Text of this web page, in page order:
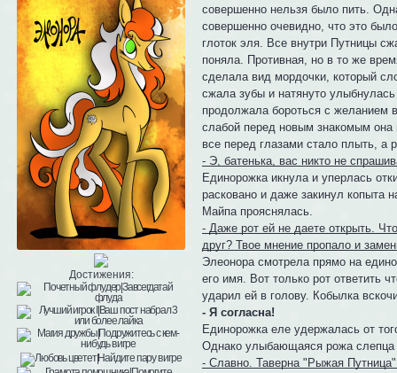
Достижения:
совершенно нельзя было пить.
совершенно очевидно, что это
глоток эля. Все внутри Путницы
поняла. Противная, но в то же
сделала вид мордочки, который
сжала зубы и натянуто
продолжала бороться с желанием
слабой перед новым знакомым она
все перед глазами стало плыть,
- Э, батенька, вас никто не
Единорожка икнула и уперлась
расковано и даже закинул копыта
Майпа прояснялась.
- Даже рот ей не даете открыть.
друг? Твое мнение пропало и
Элеонора смотрела прямо на
его имя. Вот только рот ответить
ударил ей в голову. Кобылка
- Я согласна!
Единорожка еле удержалась от
Однако улыбающаяся рожа слепца
- Славно. Таверна "Рыжая